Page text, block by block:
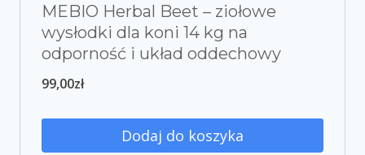
MEBIO Herbal Beet – ziołowe
wysłodki dla koni 14 kg na
odporność i układ oddechowy
99,00zł
Dodaj do koszyka